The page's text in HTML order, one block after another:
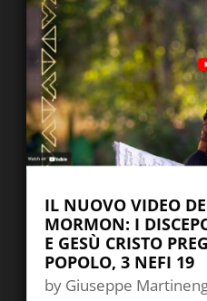
IL NUOVO VIDEO
MORMON: I
E GESÙ CRISTO
POPOLO, 3 NEFI 19
by Giuseppe